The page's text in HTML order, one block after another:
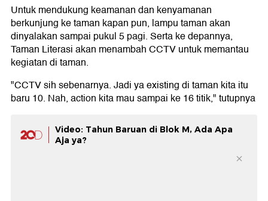
Untuk mendukung keamanan dan kenyamanan
berkunjung ke taman kapan pun, lampu taman akan
dinyalakan sampai pukul 5 pagi. Serta ke depannya,
Taman Literasi akan menambah CCTV untuk memantau
kegiatan di taman.
"CCTV sih sebenarnya. Jadi ya existing di taman kita itu
baru 10. Nah, action kita mau sampai ke 16 titik," tutupnya
Video: Tahun Baruan di Blok M, Ada Apa
Aja ya?